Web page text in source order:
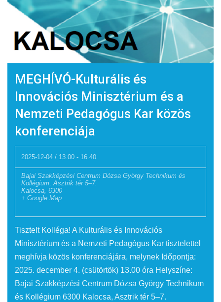
s
N
a
v
i
g
a
o
MEGHÍVÓ-Kulturális és
Innovációs Minisztérium és a
Nemzeti Pedagógus Kar közös
konferenciája
2025-12-04 / 13:00 - 16:40
Bajai Szakképzési Centrum Dózsa György Technikum és
Kollégium,Asztrik tér 5–7.
Kalocsa, 6300
+ Google Map
Tisztelt Kolléga! A Kulturális és Innovációs
Minisztérium és a Nemzeti Pedagógus Kar tisztelettel
meghívja közös konferenciájára, melynek Időpontja:
2025. december 4. (csütörtök) 13.00 óra Helyszíne:
Bajai Szakképzési Centrum Dózsa György Technikum
és Kollégium 6300 Kalocsa, Asztrik tér 5–7.